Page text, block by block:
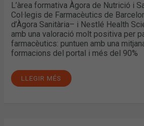
L’àrea formativa Àgora de Nutrició i
Col·legis de Farmacèutics de
d’Àgora Sanitària– i Nestlé Health
amb una valoració molt positiva per
farmacèutics: puntuen amb una
formacions del portal i més del 90%
LLEGIR MÉS